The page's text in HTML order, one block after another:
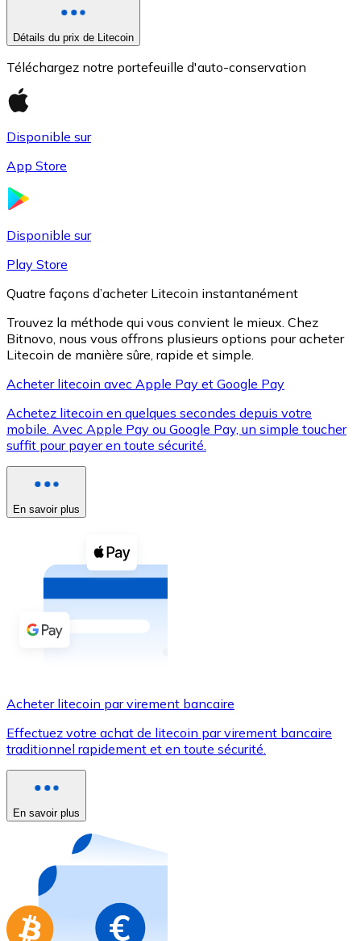
XRP
XRP
Voir toutes
Coupons crypto
Achetez des cryptomonnaies en espèces et d'autres
Acheter avec espèces
Virement SEPA
Utilisez les cartes Visa et Mastercard pour acheter
Acheter avec carte
Nouveau
Achetez des cartes-cadeaux de vos marques
Aller à la boutique de cartes-cadeaux
Détails du prix de Litecoin
Téléchargez notre portefeuille d'auto-conservation
Disponible sur
App Store
Disponible sur
Play Store
Quatre façons d’acheter Litecoin instantanément
Trouvez la méthode qui vous convient le mieux. Chez
Bitnovo, nous vous offrons plusieurs options pour acheter
Litecoin de manière sûre, rapide et simple.
Acheter litecoin avec Apple Pay et Google Pay
Achetez litecoin en quelques secondes depuis votre
mobile. Avec Apple Pay ou Google Pay, un simple toucher
suffit pour payer en toute sécurité.
En savoir plus
Acheter litecoin par virement bancaire
Effectuez votre achat de litecoin par virement bancaire
traditionnel rapidement et en toute sécurité.
En savoir plus